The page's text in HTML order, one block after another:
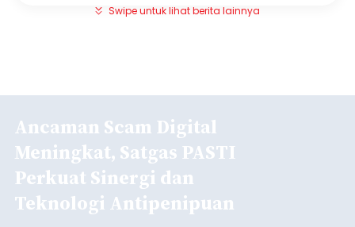
Swipe untuk lihat berita lainnya
Ancaman Scam Digital
Meningkat, Satgas PASTI
Perkuat Sinergi dan
Teknologi Antipenipuan